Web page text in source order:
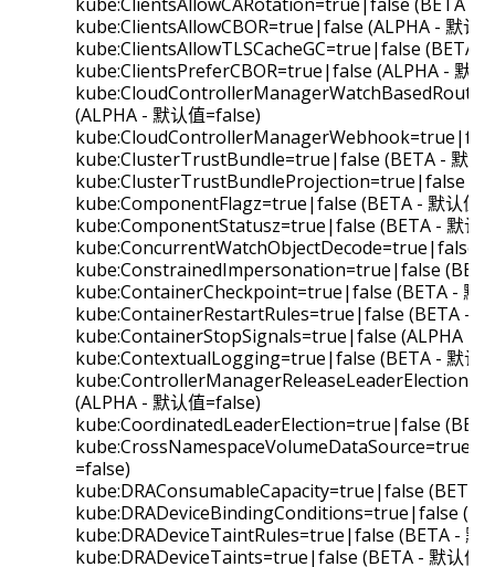
kube:ClientsAllowCBOR=true|false (ALPHA - 默认
kube:ClientsAllowTLSCacheGC=true|false (BETA -
kube:ClientsPreferCBOR=true|false (ALPHA - 默认
(ALPHA - 默认值=false)
kube:ClusterTrustBundle=true|false (BETA - 默认
kube:ClusterTrustBundleProjection=true|false
kube:ComponentFlagz=true|false (BETA - 默认值
kube:ComponentStatusz=true|false (BETA - 默认
kube:ConcurrentWatchObjectDecode=true|false
kube:ConstrainedImpersonation=true|false
kube:ContainerCheckpoint=true|false (BETA - 默
kube:ContainerRestartRules=true|false (BETA -
kube:ContainerStopSignals=true|false (ALPHA -
kube:ContextualLogging=true|false (BETA - 默认
(ALPHA - 默认值=false)
kube:CoordinatedLeaderElection=true|false
=false)
kube:DRAConsumableCapacity=true|false (BETA
kube:DRADeviceBindingConditions=true|false
kube:DRADeviceTaintRules=true|false (BETA - 默
kube:DRADeviceTaints=true|false (BETA - 默认值